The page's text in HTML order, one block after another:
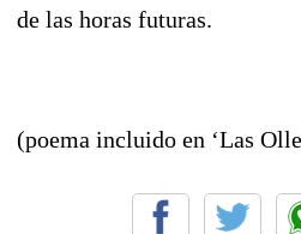
de las horas futuras.
(poema incluido en ‘Las